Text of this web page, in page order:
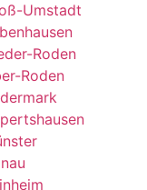
Umstadt
Roden
Roden